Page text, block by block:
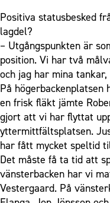
Positiva statusbesked
lagdel?
– Utgångspunkten är
position. Vi har två
och jag har mina
På
en frisk fläkt jämte
gjort att vi har flyttat
yttermittfältsplatsen.
har fått mycket speltid
Det måste få ta tid att
vänsterbacken har vi
Vestergaard. På